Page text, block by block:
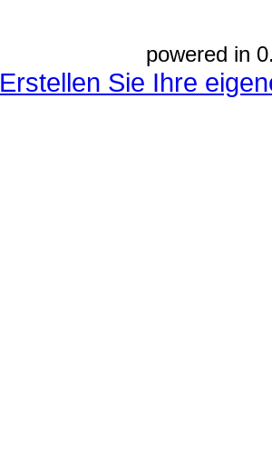
powered in
Erstellen Sie Ihre